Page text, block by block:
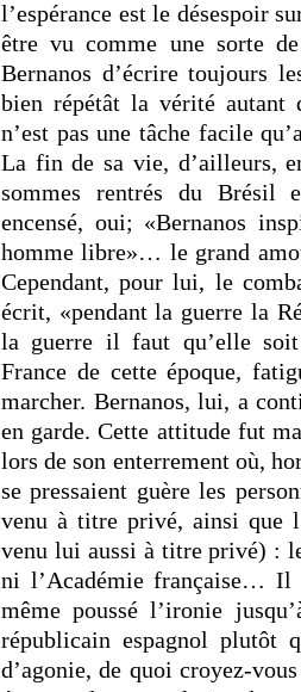
l’espérance est le désespoir
être vu comme une sorte
Bernanos d’écrire toujours
bien répétât la vérité autant
n’est pas une tâche facile
La fin de sa vie, d’ailleurs,
sommes rentrés du Brésil
encensé, oui; «Bernanos
homme libre»… le grand
Cependant, pour lui, le
écrit, «pendant la guerre la
la guerre il faut qu’elle
France de cette époque,
marcher. Bernanos, lui, a
en garde. Cette attitude fut
lors de son enterrement où,
se pressaient guère les
venu à titre privé, ainsi que
venu lui aussi à titre privé) :
ni l’Académie française… Il
même poussé l’ironie
républicain espagnol
d’agonie, de quoi croyez-